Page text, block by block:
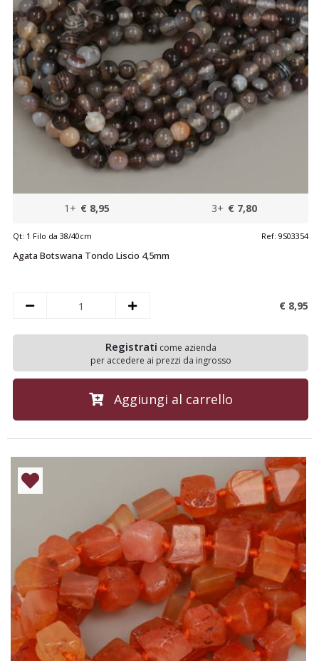
1+ € 8,95 3+ € 7,80
Qt: 1 Filo da 38/40cm Ref: 9S03354
Agata Botswana Tondo Liscio 4,5mm
€ 8,95
Registrati come azienda
per accedere ai prezzi da ingrosso
Aggiungi al carrello